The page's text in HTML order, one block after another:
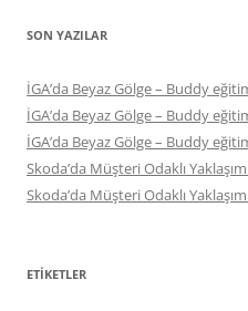
SON YAZILAR
İGA’da Beyaz Gölge – Buddy
İGA’da Beyaz Gölge – Buddy
İGA’da Beyaz Gölge – Buddy
Skoda’da Müşteri Odaklı
Skoda’da Müşteri Odaklı
ETIKETLER